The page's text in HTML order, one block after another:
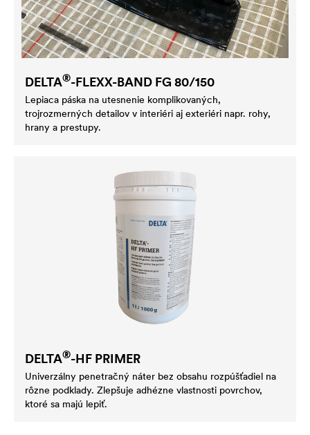
DELTA®-FLEXX-BAND FG 80/150
Lepiaca páska na utesnenie komplikovaných,
trojrozmerných detailov v interiéri aj exteriéri napr. rohy,
hrany a prestupy.
DELTA®-HF PRIMER
Univerzálny penetračný náter bez obsahu rozpúšťadiel na
rôzne podklady. Zlepšuje adhézne vlastnosti povrchov,
ktoré sa majú lepiť.